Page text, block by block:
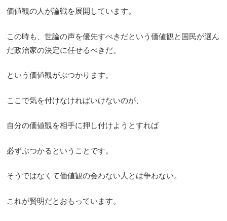
価値観の人が論戦を展開しています。
この時も、世論の声を優先すべきだという価値観と国民が選ん
だ政治家の決定に任せるべきだ。
という価値観がぶつかります。
ここで気を付けなければいけないのが、
自分の価値観を相手に押し付けようとすれば
必ずぶつかるということです。
そうではなくて価値観の会わない人とは争わない。
これが賢明だとおもっています。